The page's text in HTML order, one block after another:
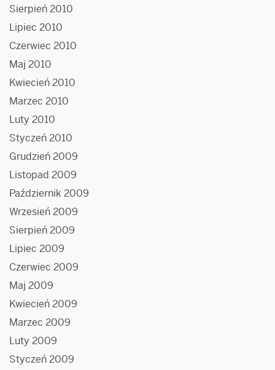
Sierpień 2010
Lipiec 2010
Czerwiec 2010
Maj 2010
Kwiecień 2010
Marzec 2010
Luty 2010
Styczeń 2010
Grudzień 2009
Listopad 2009
Październik 2009
Wrzesień 2009
Sierpień 2009
Lipiec 2009
Czerwiec 2009
Maj 2009
Kwiecień 2009
Marzec 2009
Luty 2009
Styczeń 2009